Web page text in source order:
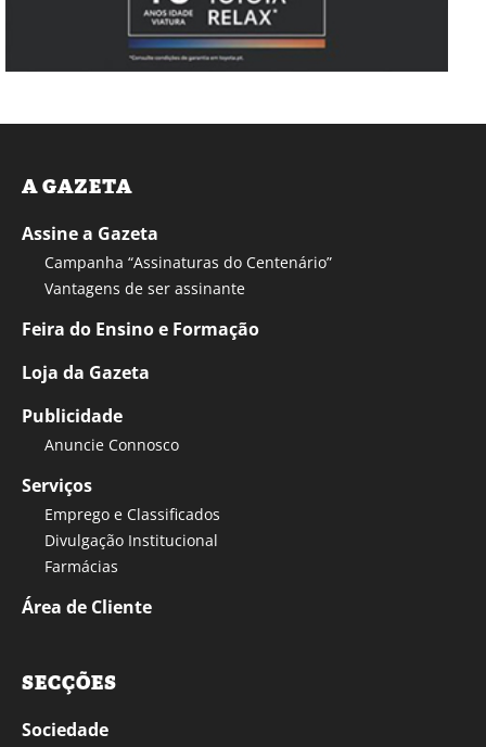
A GAZETA
Assine a Gazeta
Campanha “Assinaturas do Centenário”
Vantagens de ser assinante
Feira do Ensino e Formação
Loja da Gazeta
Publicidade
Anuncie Connosco
Serviços
Emprego e Classificados
Divulgação Institucional
Farmácias
Área de Cliente
SECÇÕES
Sociedade